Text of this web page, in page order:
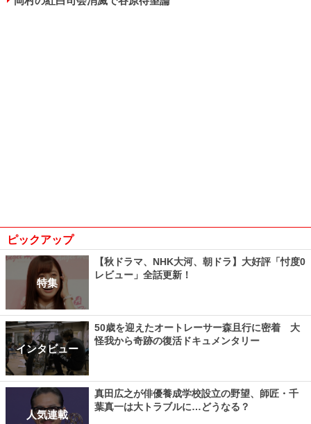
ピックアップ
特集
【秋ドラマ、NHK大河、朝ドラ】大好評「忖度0
レビュー」全話更新！
インタビュー
50歳を迎えたオートレーサー森且行に密着 大
怪我から奇跡の復活ドキュメンタリー
人気連載
真田広之が俳優養成学校設立の野望、師匠・千
葉真一は大トラブルに…どうなる？